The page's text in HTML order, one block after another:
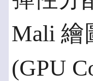
Mali 繪
(GPU